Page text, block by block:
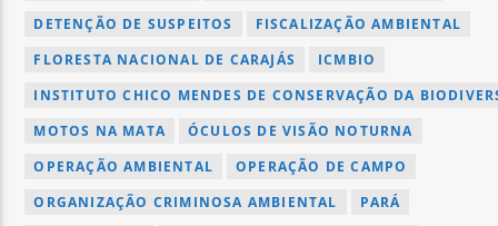
DETENÇÃO DE SUSPEITOS
FISCALIZAÇÃO AMBIENTAL
FLORESTA NACIONAL DE CARAJÁS
ICMBIO
INSTITUTO CHICO MENDES DE CONSERVAÇÃO DA
MOTOS NA MATA
ÓCULOS DE VISÃO NOTURNA
OPERAÇÃO AMBIENTAL
OPERAÇÃO DE CAMPO
ORGANIZAÇÃO CRIMINOSA AMBIENTAL
PARÁ